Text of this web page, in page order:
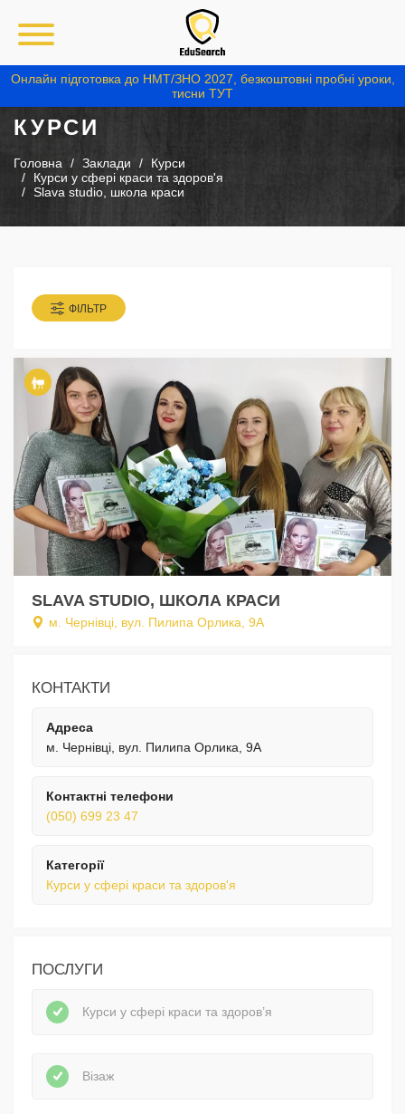
Онлайн підготовка до НМТ/ЗНО 2027, безкоштовні пробні уроки,
тисни ТУТ
КУРСИ
Головна Заклади
Курси
Курси у сфері краси та здоров'я
Slava studio, школа краси
ФІЛЬТР
SLAVA STUDIO, ШКОЛА КРАСИ
м. Чернівці, вул. Пилипа Орлика, 9А
КОНТАКТИ
Адреса
м. Чернівці, вул. Пилипа Орлика, 9А
Контактні телефони
(050) 699 23 47
Категорії
Курси у сфері краси та здоров'я
ПОСЛУГИ
Курси у сфері краси та здоров’я
Візаж